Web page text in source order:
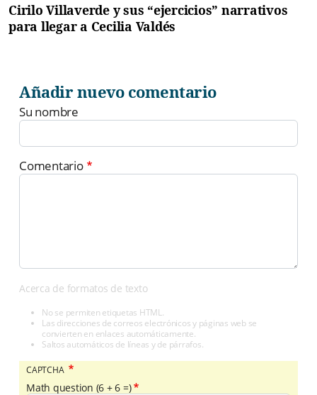
Cirilo Villaverde y sus “ejercicios” narrativos
para llegar a Cecilia Valdés
Añadir nuevo comentario
Su nombre
Comentario
Acerca de formatos de texto
No se permiten etiquetas HTML.
Las direcciones de correos electrónicos y páginas web se
convierten en enlaces automáticamente.
Saltos automáticos de líneas y de párrafos.
CAPTCHA
Math question (6 + 6 =)